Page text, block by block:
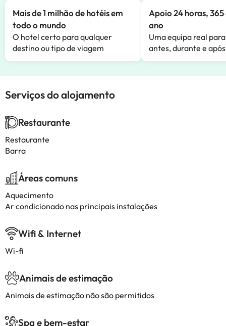
Mais de 1 milhão de hotéis em
todo o mundo
O hotel certo para qualquer
destino ou tipo de viagem
Apoio 24 horas,
ano
Uma equipa real
antes, durante e
Serviços do alojamento
Restaurante
Restaurante
Barra
Áreas comuns
Aquecimento
Ar condicionado nas principais instalações
Wifi & Internet
Wi-fi
Animais de estimação
Animais de estimação não são permitidos
Spa e bem-estar